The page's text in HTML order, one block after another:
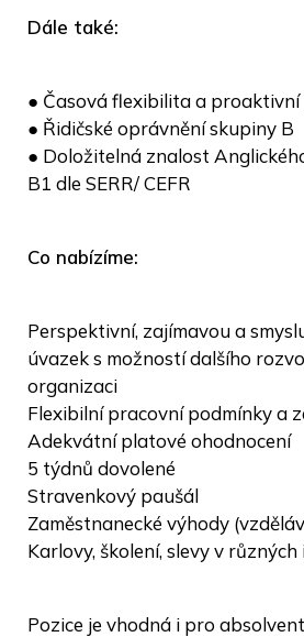
Dále také:
● Časová flexibilita a
● Řidičské oprávnění skupiny B
● Doložitelná znalost
B1 dle SERR/ CEFR
Co nabízíme:
Perspektivní, zajímavou a
úvazek s možností dalšího
organizaci
Flexibilní pracovní podmínky a
Adekvátní platové ohodnocení
5 týdnů dovolené
Stravenkový paušál
Zaměstnanecké výhody
Karlovy, školení, slevy v
Pozice je vhodná i pro